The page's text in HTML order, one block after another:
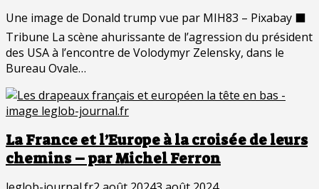
Une image de Donald trump vue par MIH83 – Pixabay ⬛
Tribune La scène ahurissante de l’agression du président
des USA à l’encontre de Volodymyr Zelensky, dans le
Bureau Ovale…
La France et l’Europe à la croisée de leurs
chemins – par Michel Ferron